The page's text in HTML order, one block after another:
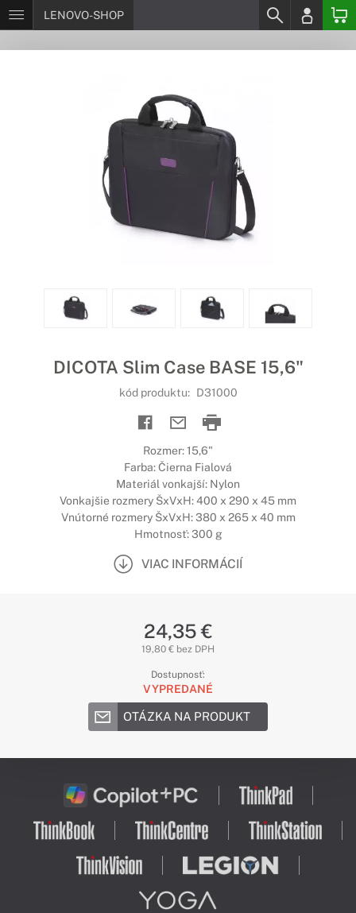
LENOVO-SHOP
DICOTA Slim Case BASE 15,6"
kód produktu: D31000
Rozmer: 15,6"
Farba: Čierna Fialová
Materiál vonkajší: Nylon
Vonkajšie rozmery ŠxVxH: 400 x 290 x 45 mm
Vnútorné rozmery ŠxVxH: 380 x 265 x 40 mm
Hmotnosť: 300 g
VIAC INFORMÁCIÍ
24,35 €
19,80 € bez DPH
Dostupnosť:
VYPREDANÉ
OTÁZKA NA PRODUKT